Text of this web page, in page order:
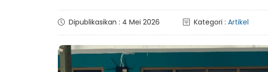
Dipublikasikan : 4 Mei 2026 Kategori : Artikel